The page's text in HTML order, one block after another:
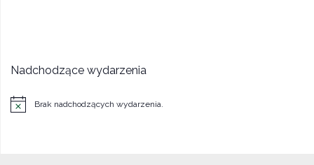
Nadchodzące wydarzenia
Powiadomienie
Brak nadchodzących wydarzenia.